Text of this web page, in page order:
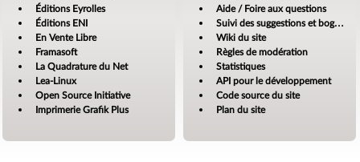
Éditions Eyrolles
Éditions ENI
En Vente Libre
Framasoft
La Quadrature du Net
Lea-Linux
Open Source Initiative
Imprimerie Grafik Plus
Aide / Foire aux questions
Suivi des suggestions et bogues
Wiki du site
Règles de modération
Statistiques
API pour le développement
Code source du site
Plan du site